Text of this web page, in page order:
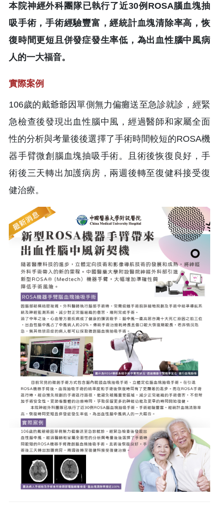
本院神經外科團隊已執行了近30例ROSA腦血塊抽
吸手術，手術經驗豐富，經統計血塊清除率高，恢
復時間更短且併發症發生率低，為出血性腦中風病
人的一大福音。
實際案例
106歲的戴爺爺因單側無力偏癱送至急診就診，經緊
急檢查後發現出血性腦中風，經過醫師和家屬全面
性的分析與考量後後選擇了手術時間較短的ROSA機
器手臂微創腦血塊抽吸手術。且術後恢復良好，手
術後三天轉出加護病房，兩週後轉至復健科接受復
健治療。